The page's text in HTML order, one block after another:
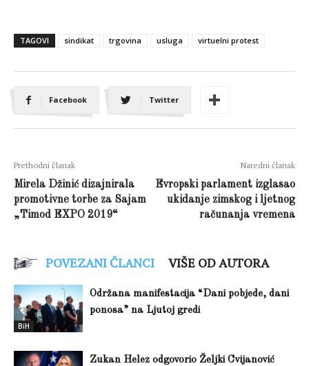
TAGOVI sindikat trgovina usluga virtuelni protest
Facebook Twitter
Prethodni članak
Mirela Džinić dizajnirala
promotivne torbe za Sajam
„Timod EXPO 2019“
Naredni članak
Evropski parlament izglasao
ukidanje zimskog i ljetnog
računanja vremena
POVEZANI ČLANCI VIŠE OD AUTORA
BiH
Održana manifestacija “Dani pobjede, dani
ponosa” na Ljutoj gredi
Zukan Helez odgovorio Željki Cvijanović